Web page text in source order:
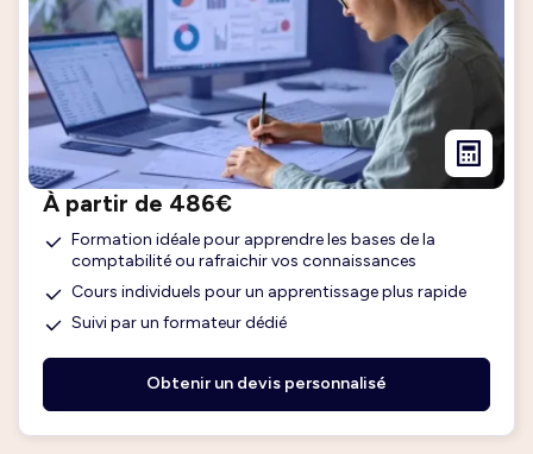
À partir de 486€
Formation idéale pour apprendre les bases de la
comptabilité ou rafraichir vos connaissances
Cours individuels pour un apprentissage plus rapide
Suivi par un formateur dédié
Obtenir un devis personnalisé